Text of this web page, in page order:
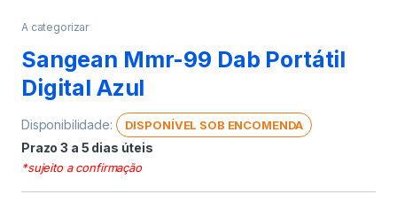
A categorizar
Sangean Mmr-99 Dab Portátil
Digital Azul
Disponibilidade: DISPONÍVEL SOB ENCOMENDA
Prazo 3 a 5 dias úteis
*sujeito a confirmação